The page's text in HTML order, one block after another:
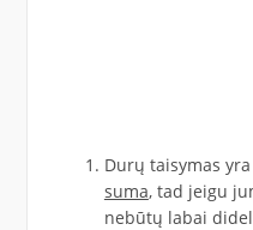
Durų taisymas
suma, tad jeigu
nebūtų labai